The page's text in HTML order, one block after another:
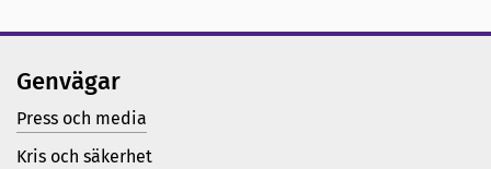
Genvägar
Press och media
Kris och säkerhet